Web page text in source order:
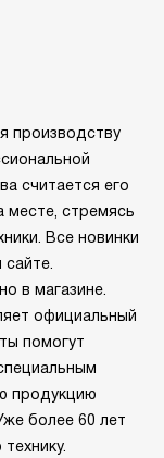
производству
считается его
месте, стремясь
Все новинки
в магазине.
официальный
помогут
продукцию
более 60 лет